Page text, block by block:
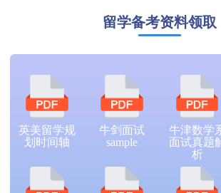
留学备考资料领取
英美留学规
划时间轴
牛剑面试
sample
牛津数学
面试真题
析